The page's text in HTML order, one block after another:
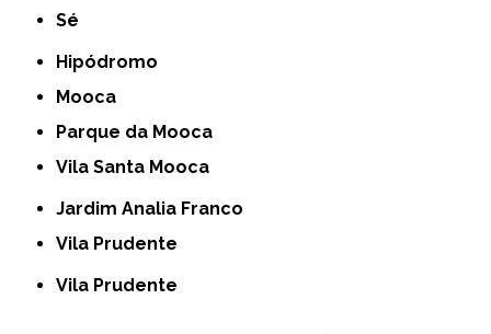
Sé
Hipódromo
Mooca
Parque da Mooca
Vila Santa Mooca
Jardim Analia Franco
Vila Prudente
Vila Prudente